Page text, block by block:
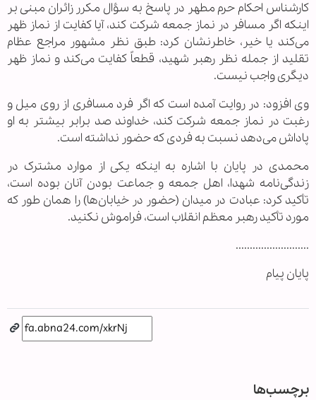
کارشناس احکام حرم مطهر در پاسخ به سؤال مکرر زائران مبنی بر
اینکه اگر مسافر در نماز جمعه شرکت کند، آیا کفایت از نماز ظهر
می‌کند یا خیر، خاطرنشان کرد: طبق نظر مشهور مراجع عظام
تقلید از جمله نظر رهبر شهید، قطعاً کفایت می‌کند و نماز ظهر
دیگری واجب نیست.
وی افزود: در روایت آمده است که اگر فرد مسافری از روی میل و
رغبت در نماز جمعه شرکت کند، خداوند صد برابر بیشتر به او
پاداش می‌دهد نسبت به فردی که حضور نداشته است.
محمدی در پایان با اشاره به اینکه یکی از موارد مشترک در
زندگی‌نامه شهدا، اهل جمعه و جماعت بودن آنان بوده است،
تأکید کرد: عبادت در میدان (حضور در خیابان‌ها) را همان طور که
مورد تأکید رهبر معظم انقلاب است، فراموش نکنید.
..........................
پایان پیام
برچسب‌ها